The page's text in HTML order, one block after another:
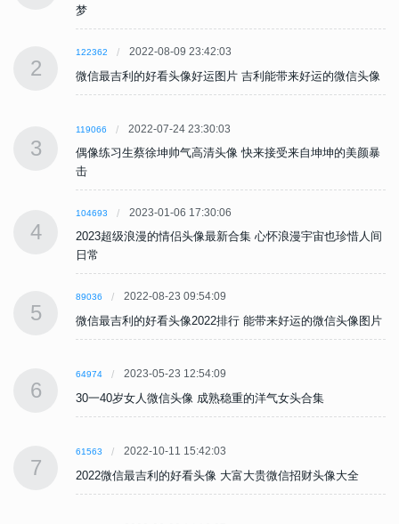
梦
2
122362 2022-08-09 23:42:03
微信最吉利的好看头像好运图片 吉利能带来好运的微信头像
3
119066 2022-07-24 23:30:03
偶像练习生蔡徐坤帅气高清头像 快来接受来自坤坤的美颜暴
击
4
104693 2023-01-06 17:30:06
2023超级浪漫的情侣头像最新合集 心怀浪漫宇宙也珍惜人间
日常
5
89036 2022-08-23 09:54:09
微信最吉利的好看头像2022排行 能带来好运的微信头像图片
6
64974 2023-05-23 12:54:09
30一40岁女人微信头像 成熟稳重的洋气女头合集
7
61563 2022-10-11 15:42:03
2022微信最吉利的好看头像 大富大贵微信招财头像大全